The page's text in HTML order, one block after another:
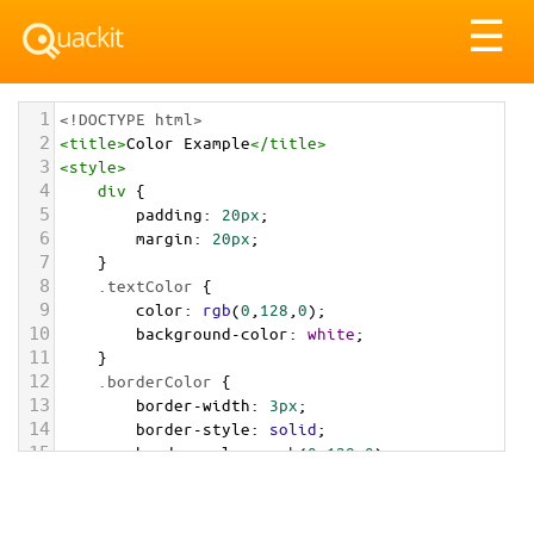
☰
1 <!DOCTYPE html>
2 <title>Color Example</title>
3 <style>
4 div {
5 padding: 20px;
6 margin: 20px;
7 }
8 .textColor {
9 color: rgb(0 128 0);
10 background-color: white;
11 }
12 .borderColor {
13 border-width: 3px;
14 border-style: solid;
15 border-color: rgb(0,128,0);